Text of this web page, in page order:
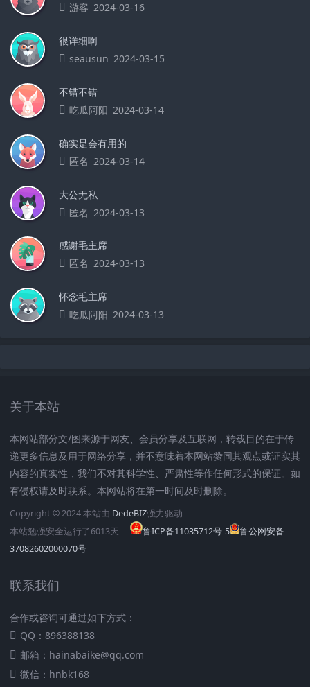
游客 2024-03-16
很详细啊
seausun 2024-03-15
不错不错
吃瓜阿阳 2024-03-14
确实是会有用的
匿名 2024-03-14
大公无私
匿名 2024-03-13
感谢毛主席
匿名 2024-03-13
怀念毛主席
吃瓜阿阳 2024-03-13
关于本站
本网站部分文/图来源于网友、会员分享及互联网，转载目的在于传
递更多信息及用于网络分享，并不意味着本网站赞同其观点或证实其
内容的真实性，我们不对其科学性、严肃性等作任何形式的保证。如
有侵权请及时联系。本网站将在第一时间及时删除。
Copyright © 2024 本站由 DedeBIZ强力驱动
本站勉强安全运行了6013天 鲁ICP备11035712号-5
鲁公网安备
37082602000070号
联系我们
合作或咨询可通过如下方式：
QQ：896388138
邮箱：hainabaike@qq.com
微信：hnbk168